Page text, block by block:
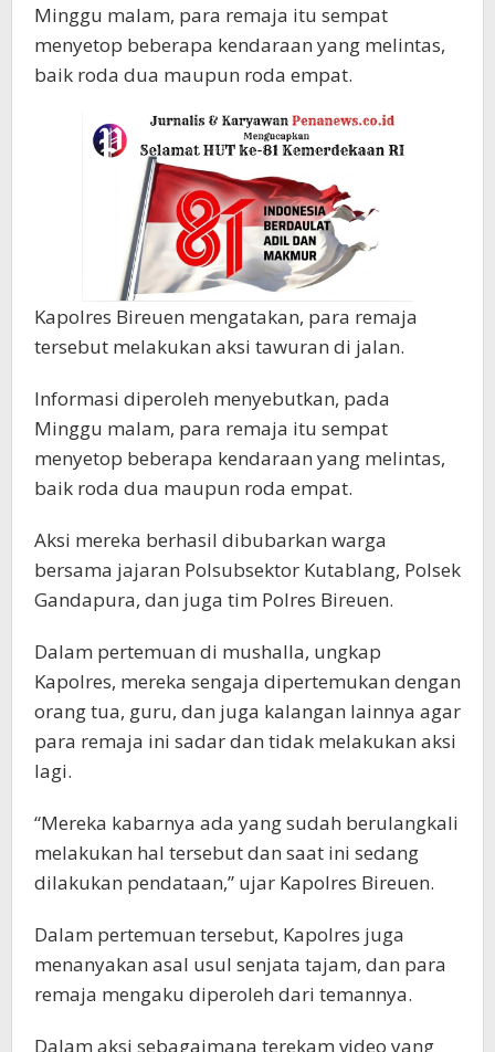
Minggu malam, para remaja itu sempat
menyetop beberapa kendaraan yang melintas,
baik roda dua maupun roda empat.
Kapolres Bireuen mengatakan, para remaja
tersebut melakukan aksi tawuran di jalan.
Informasi diperoleh menyebutkan, pada
Minggu malam, para remaja itu sempat
menyetop beberapa kendaraan yang melintas,
baik roda dua maupun roda empat.
Aksi mereka berhasil dibubarkan warga
bersama jajaran Polsubsektor Kutablang, Polsek
Gandapura, dan juga tim Polres Bireuen.
Dalam pertemuan di mushalla, ungkap
Kapolres, mereka sengaja dipertemukan dengan
orang tua, guru, dan juga kalangan lainnya agar
para remaja ini sadar dan tidak melakukan aksi
lagi.
“Mereka kabarnya ada yang sudah berulangkali
melakukan hal tersebut dan saat ini sedang
dilakukan pendataan,” ujar Kapolres Bireuen.
Dalam pertemuan tersebut, Kapolres juga
menanyakan asal usul senjata tajam, dan para
remaja mengaku diperoleh dari temannya.
Dalam aksi sebagaimana terekam video yang